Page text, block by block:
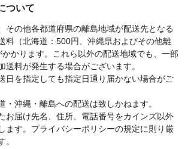
ついて
その他各都道府県の離島地域が配送先となる
料（北海道：500円、沖縄県およびその他離
かります。これら以外の配送地域でも、一部
送料が発生する場合がございます。
日を指定しても指定日通り届かない場合がご
・沖縄・離島への配送は致しかねます。
お届け先名、住所、電話番号をカインズ以外
ます。プライバシーポリシーの規定に則り厳
。